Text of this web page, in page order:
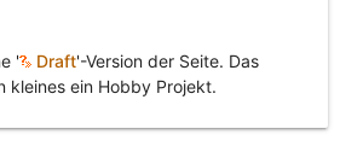
' Draft'-Version der Seite. Das
kleines ein Hobby Projekt.